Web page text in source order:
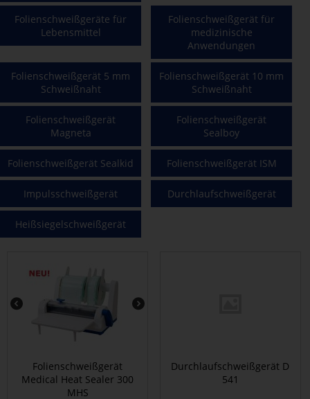
Folienschweißgeräte für
Lebensmittel
Folienschweißgerät für
medizinische
Anwendungen
Folienschweißgerät 5 mm
Schweißnaht
Folienschweißgerät 10 mm
Schweißnaht
Folienschweißgerät
Magneta
Folienschweißgerät
Sealboy
Folienschweißgerät Sealkid Folienschweißgerät ISM
Impulsschweißgerät Durchlaufschweißgerät
Heißsiegelschweißgerät
Folienschweißgerät
Medical Heat Sealer 300
MHS
Durchlaufschweißgerät D
541